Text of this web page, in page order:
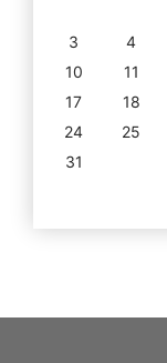
3
4
10
11
17
18
24
25
31